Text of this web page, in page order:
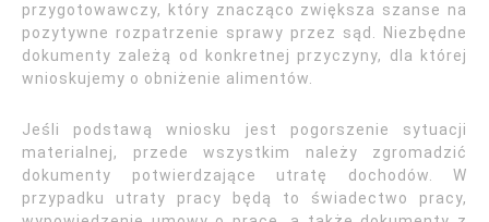
przygotowawczy, który znacząco zwiększa szanse na
pozytywne rozpatrzenie sprawy przez sąd. Niezbędne
dokumenty zależą od konkretnej przyczyny, dla której
wnioskujemy o obniżenie alimentów.
Jeśli podstawą wniosku jest pogorszenie sytuacji
materialnej, przede wszystkim należy zgromadzić
dokumenty potwierdzające utratę dochodów. W
przypadku utraty pracy będą to świadectwo pracy,